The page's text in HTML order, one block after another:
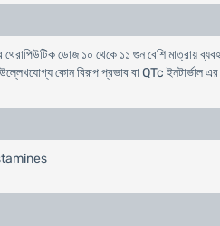
থেরাপিউটিক ডোজ ১০ থেকে ১১ গুন বেশি মাত্রায়
কোন বিরূপ প্রভাব বা QTc ইনটার্ভাল এর